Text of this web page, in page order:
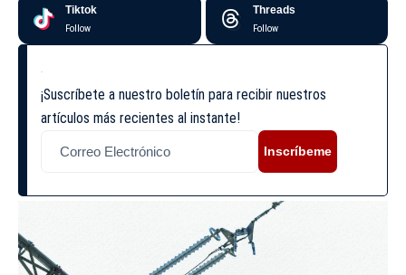
Tiktok
Follow
Threads
Follow
¡Suscríbete a nuestro boletín para recibir nuestros
artículos más recientes al instante!
Inscríbeme